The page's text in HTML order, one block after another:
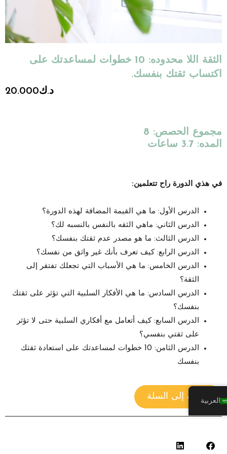
الثقة اللا محدوده: 10 خطوات لمساعدتك على
اكتساب ثقتك بنفسك.
د.ك20.000
مجموع الحصص: 8
المده: 3.7 ساعات
في هذي الدورة راح تتعلمين:
الدرس الأول: ما هي القيمة المضافة لهذه الدورة؟
الدرس الثاني: ماهي الثقه بالنفس بالنسبه لك؟
الدرس الثالث: ما هو مصدر عدم ثقتك بنفسك؟
الدرس الرابع: كيف تعرف بأنك غير واثق من نفسك؟
الدرس الخامس: ما هي الأسباب التي تجعلك تفتقر إلى
الثقة؟
الدرس السادس: ما هي الأفكار السلبية التي تؤثر على ثقتك
بنفسك؟
الدرس السابع: كيف أتعامل مع أفكاري السلبية حتى لا تؤثر
على ثقتي بنفسي؟
الدرس الثامن: 10 خطوات لمساعدتك على استعادة ثقتك
بنفسك
الثقة
اللا
إضافة إلى السلةالعربية